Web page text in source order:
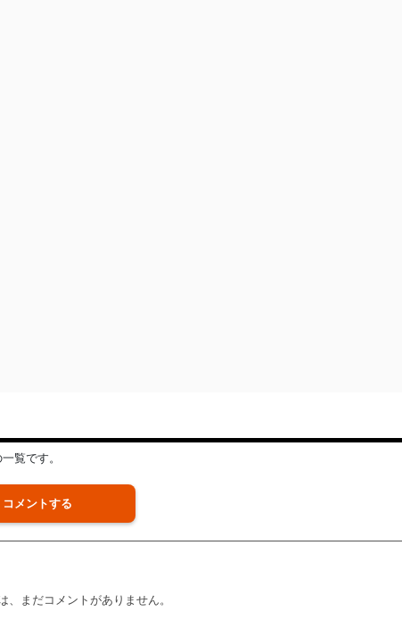
覧です。
コメントする
、まだコメントがありません。